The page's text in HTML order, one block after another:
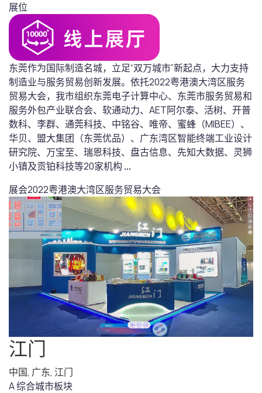
展位
东莞作为国际制造名城，立足“双万城市”新起点，大力支持
制造业与服务贸易创新发展。依托2022粤港澳大湾区服务
贸易大会，我市组织东莞电子计算中心、东莞市服务贸易和
服务外包产业联合会、软通动力、AET阿尔泰、活树、开普
数科、李群、通莞科技、中铭谷、唯帝、蜜蜂（MIBEE）、
华贝、盟大集团（东莞优品）、广东湾区智能终端工业设计
研究院、万宝至、瑞恩科技、盘古信息、先知大数据、灵狮
小镇及贡铂科技等20家机构 ...
展会2022粤港澳大湾区服务贸易大会
江门
中国, 广东, 江门
A 综合城市板块